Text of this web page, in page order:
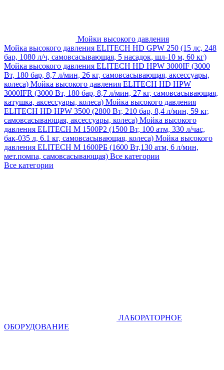
Мойки высокого давления
Мойка высокого давления ELITECH HD GPW 250 (15 лс, 248
бар, 1080 л/ч, самовсасывающая, 5 насадок, шл-10 м, 60 кг)
Мойка высокого давления ELITECH HD HPW 3000IF (3000
Вт, 180 бар, 8,7 л/мин, 26 кг, самовсасывающая, аксессуары,
колеса) Мойка высокого давления ELITECH HD HPW
3000IFR (3000 Вт, 180 бар, 8,7 л/мин, 27 кг, самовсасывающая,
катушка, аксессуары, колеса) Мойка высокого давления
ELITECH HD HPW 3500 (2800 Вт, 210 бар, 8,4 л/мин, 59 кг,
самовсасывающая, аксессуары, колеса) Мойка высокого
давления ELITECH M 1500P2 (1500 Вт, 100 атм, 330 л/час,
бак-035 л, 6.1 кг, самовсасывающая, колеса) Мойка высокого
давления ELITECH М 1600РБ (1600 Вт,130 атм, 6 л/мин,
мет.помпа, самовсасывающая) Все категории
Все категории
ЛАБОРАТОРНОЕ
ОБОРУДОВАНИЕ